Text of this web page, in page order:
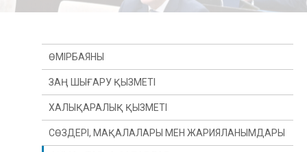
ӨМІРБАЯНЫ
ЗАҢ ШЫҒАРУ ҚЫЗМЕТІ
ХАЛЫҚАРАЛЫҚ ҚЫЗМЕТІ
СӨЗДЕРІ, МАҚАЛАЛАРЫ МЕН ЖАРИЯЛАНЫМДАРЫ